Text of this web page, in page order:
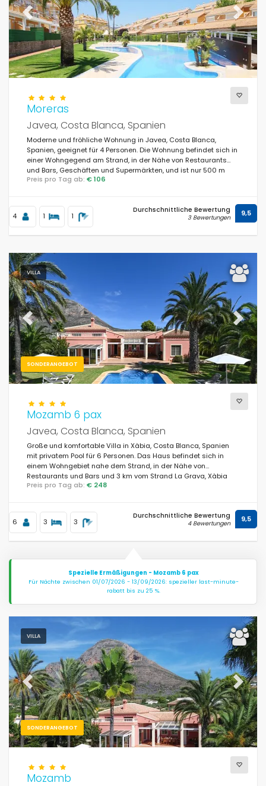
Previous Next
Moreras
Javea, Costa Blanca, Spanien
Moderne und fröhliche Wohnung in Javea, Costa Blanca,
Spanien, geeignet für 4 Personen. Die Wohnung befindet sich in
einer Wohngegend am Strand, in der Nähe von Restaurants
und Bars, Geschäften und Supermärkten, und ist nur 500 m
vom Strand El Arenal entfernt.
Preis pro Tag ab: € 106
4 1 1
Durchschnittliche Bewertung
3 Bewertungen 9,5
VILLA
SONDERANGEBOT
Previous Next
Mozamb 6 pax
Javea, Costa Blanca, Spanien
Große und komfortable Villa in Xàbia, Costa Blanca, Spanien
mit privatem Pool für 6 Personen. Das Haus befindet sich in
einem Wohngebiet nahe dem Strand, in der Nähe von
Restaurants und Bars und 3 km vom Strand La Grava, Xàbia
entfernt.
Preis pro Tag ab: € 248
6 3 3
Durchschnittliche Bewertung
4 Bewertungen 9,5
Spezielle Ermäßigungen - Mozamb 6 pax
Für Nächte zwischen 01/07/2026 - 13/09/2026: spezieller last-minute-
rabatt bis zu 25 %.
VILLA
SONDERANGEBOT
Previous Next
Mozamb